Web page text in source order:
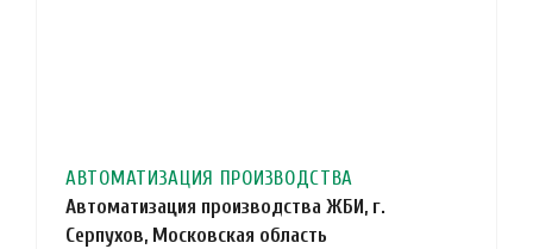
АВТОМАТИЗАЦИЯ ПРОИЗВОДСТВА
Автоматизация производства ЖБИ, г.
Серпухов, Московская область